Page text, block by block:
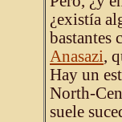
¿existía
bastantes
Anasazi,
Hay un
North-
suele